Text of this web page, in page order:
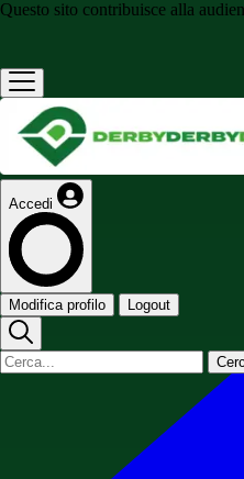
Questo sito contribuisce alla
Accedi
Modifica profilo Logout